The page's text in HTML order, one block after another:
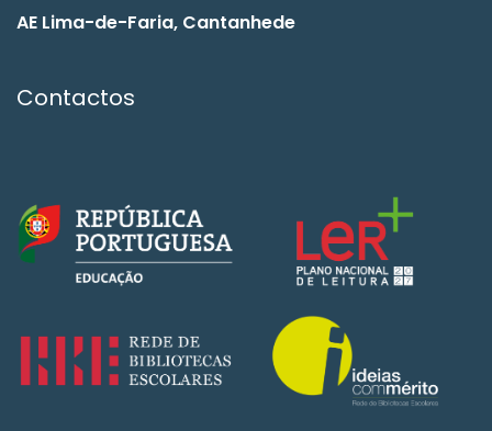
AE Lima-de-Faria, Cantanhede
Contactos